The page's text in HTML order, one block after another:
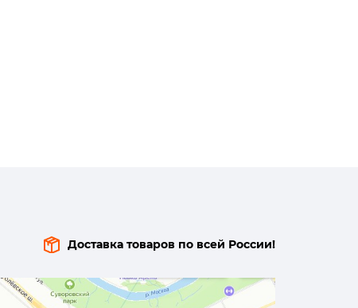
Доставка товаров по всей России!